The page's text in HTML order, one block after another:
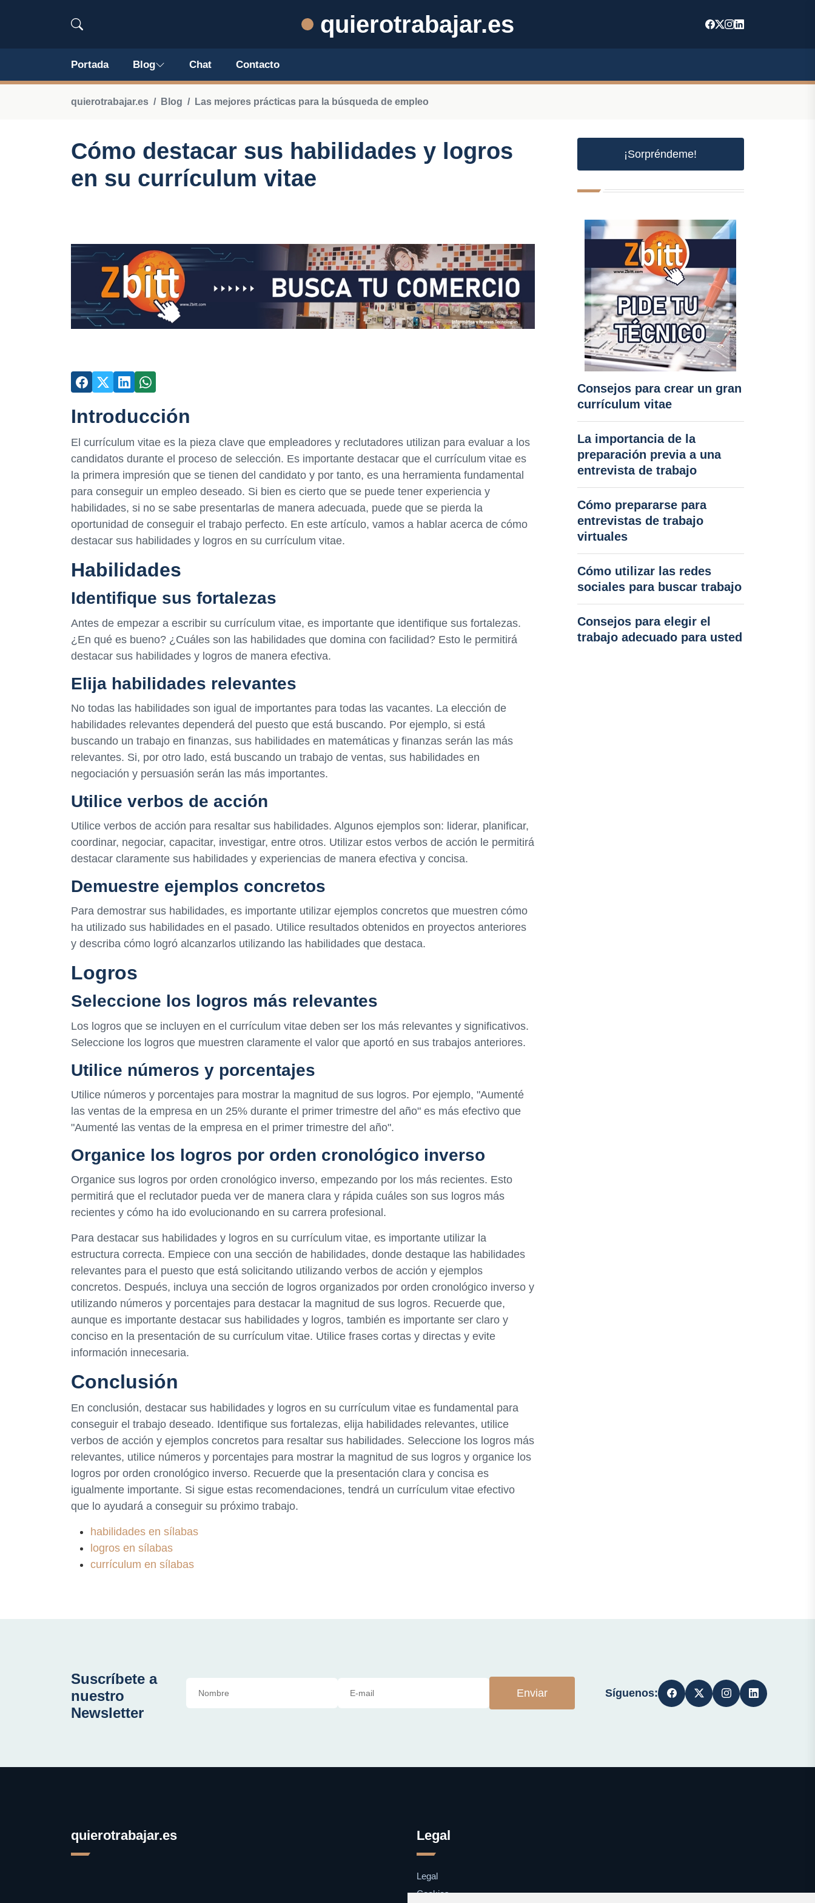
quierotrabajar.es
Portada Blog Chat Contacto
quierotrabajar.es Blog Las mejores prácticas para la búsqueda de empleo
Cómo destacar sus habilidades y logros
en su currículum vitae
Introducción
El currículum vitae es la pieza clave que empleadores y reclutadores utilizan para evaluar a los
candidatos durante el proceso de selección. Es importante destacar que el currículum vitae es
la primera impresión que se tienen del candidato y por tanto, es una herramienta fundamental
para conseguir un empleo deseado. Si bien es cierto que se puede tener experiencia y
habilidades, si no se sabe presentarlas de manera adecuada, puede que se pierda la
oportunidad de conseguir el trabajo perfecto. En este artículo, vamos a hablar acerca de cómo
destacar sus habilidades y logros en su currículum vitae.
Habilidades
Identifique sus fortalezas
Antes de empezar a escribir su currículum vitae, es importante que identifique sus fortalezas.
¿En qué es bueno? ¿Cuáles son las habilidades que domina con facilidad? Esto le permitirá
destacar sus habilidades y logros de manera efectiva.
Elija habilidades relevantes
No todas las habilidades son igual de importantes para todas las vacantes. La elección de
habilidades relevantes dependerá del puesto que está buscando. Por ejemplo, si está
buscando un trabajo en finanzas, sus habilidades en matemáticas y finanzas serán las más
relevantes. Si, por otro lado, está buscando un trabajo de ventas, sus habilidades en
negociación y persuasión serán las más importantes.
Utilice verbos de acción
Utilice verbos de acción para resaltar sus habilidades. Algunos ejemplos son: liderar, planificar,
coordinar, negociar, capacitar, investigar, entre otros. Utilizar estos verbos de acción le permitirá
destacar claramente sus habilidades y experiencias de manera efectiva y concisa.
Demuestre ejemplos concretos
Para demostrar sus habilidades, es importante utilizar ejemplos concretos que muestren cómo
ha utilizado sus habilidades en el pasado. Utilice resultados obtenidos en proyectos anteriores
y describa cómo logró alcanzarlos utilizando las habilidades que destaca.
Logros
Seleccione los logros más relevantes
Los logros que se incluyen en el currículum vitae deben ser los más relevantes y significativos.
Seleccione los logros que muestren claramente el valor que aportó en sus trabajos anteriores.
Utilice números y porcentajes
Utilice números y porcentajes para mostrar la magnitud de sus logros. Por ejemplo, "Aumenté
las ventas de la empresa en un 25% durante el primer trimestre del año" es más efectivo que
"Aumenté las ventas de la empresa en el primer trimestre del año".
Organice los logros por orden cronológico inverso
Organice sus logros por orden cronológico inverso, empezando por los más recientes. Esto
permitirá que el reclutador pueda ver de manera clara y rápida cuáles son sus logros más
recientes y cómo ha ido evolucionando en su carrera profesional.
Para destacar sus habilidades y logros en su currículum vitae, es importante utilizar la
estructura correcta. Empiece con una sección de habilidades, donde destaque las habilidades
relevantes para el puesto que está solicitando utilizando verbos de acción y ejemplos
concretos. Después, incluya una sección de logros organizados por orden cronológico inverso y
utilizando números y porcentajes para destacar la magnitud de sus logros. Recuerde que,
aunque es importante destacar sus habilidades y logros, también es importante ser claro y
conciso en la presentación de su currículum vitae. Utilice frases cortas y directas y evite
información innecesaria.
Conclusión
En conclusión, destacar sus habilidades y logros en su currículum vitae es fundamental para
conseguir el trabajo deseado. Identifique sus fortalezas, elija habilidades relevantes, utilice
verbos de acción y ejemplos concretos para resaltar sus habilidades. Seleccione los logros más
relevantes, utilice números y porcentajes para mostrar la magnitud de sus logros y organice los
logros por orden cronológico inverso. Recuerde que la presentación clara y concisa es
igualmente importante. Si sigue estas recomendaciones, tendrá un currículum vitae efectivo
que lo ayudará a conseguir su próximo trabajo.
habilidades en sílabas
logros en sílabas
currículum en sílabas
¡Sorpréndeme!
Consejos para crear un gran
currículum vitae
La importancia de la
preparación previa a una
entrevista de trabajo
Cómo prepararse para
entrevistas de trabajo
virtuales
Cómo utilizar las redes
sociales para buscar trabajo
Consejos para elegir el
trabajo adecuado para usted
Suscríbete a
nuestro
Newsletter
Enviar Síguenos:
quierotrabajar.es Legal
Legal
Cookies